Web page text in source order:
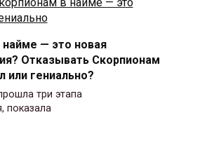
найме — это новая
Отказывать Скорпионам
или гениально?
три этапа
показала